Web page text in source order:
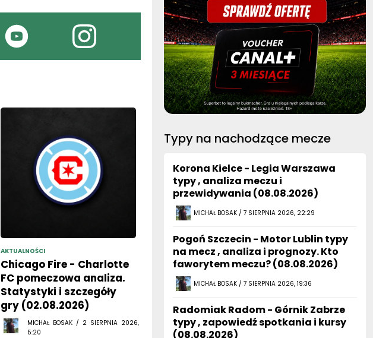
AKTUALNOŚCI
Chicago Fire - Charlotte
FC pomeczowa analiza.
Statystyki i szczegóły
gry (02.08.2026)
MICHAŁ BOSAK / 2 SIERPNIA 2026,
5:20
Typy na nachodzące mecze
Korona Kielce - Legia Warszawa
typy , analiza meczu i
przewidywania (08.08.2026)
MICHAŁ BOSAK / 7 SIERPNIA 2026, 22:29
Pogoń Szczecin - Motor Lublin typy
na mecz , analiza i prognozy. Kto
faworytem meczu? (08.08.2026)
MICHAŁ BOSAK / 7 SIERPNIA 2026, 19:36
Radomiak Radom - Górnik Zabrze
typy , zapowiedź spotkania i kursy
(08.08.2026)